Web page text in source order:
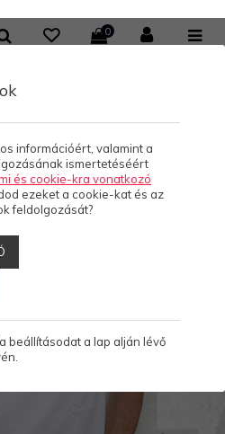
0
információért, valamint a
ismertetéséért
és cookie-kra vonatkozó
ezeket a cookie-kat és az
feldolgozását?
beállításodat a lap alján lévő